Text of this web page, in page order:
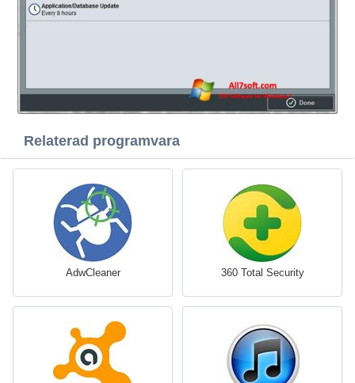
Relaterad programvara
AdwCleaner 360 Total Security